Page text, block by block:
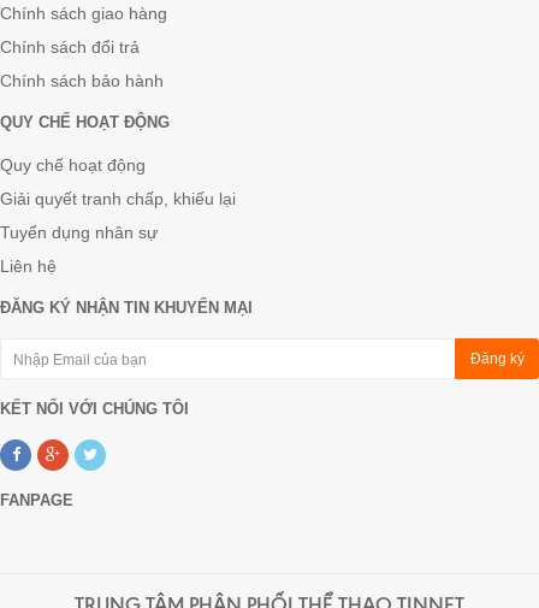
Chính sách giao hàng
Chính sách đổi trả
Chính sách bảo hành
QUY CHẾ HOẠT ĐỘNG
Quy chế hoạt động
Giải quyết tranh chấp, khiếu lại
Tuyển dụng nhân sự
Liên hệ
ĐĂNG KÝ NHẬN TIN KHUYẾN MẠI
Đăng ký
KẾT NỐI VỚI CHÚNG TÔI
FANPAGE